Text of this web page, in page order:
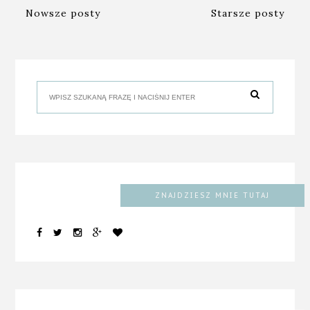
Nowsze posty Starsze posty
ZNAJDZIESZ MNIE TUTAJ